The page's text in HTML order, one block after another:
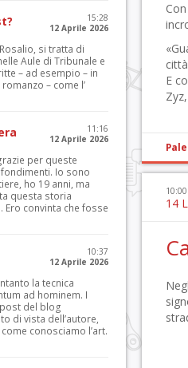
E
10:00
14
15:28
12 Aprile 2026
si tratta di
Aule di Tribunale e
– ad esempio – in
– come l’
11:16
12 Aprile 2026
per queste
Io sono
ho 19 anni, ma
questa storia
convinta che fosse
10:37
12 Aprile 2026
la tecnica
ad hominem. I
del blog
di vista dell’autore,
conosciamo l’art.